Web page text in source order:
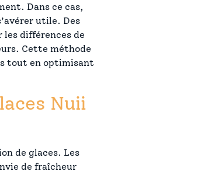
Dans ce cas,
utile. Des
différences de
Cette méthode
tout en optimisant
Nuii
de glaces. Les
de fraîcheur